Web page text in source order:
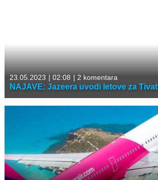
23.05.2023 | 02:08 | 2 komentara
NAJAVE: Jazeera uvodi letove za Tivat